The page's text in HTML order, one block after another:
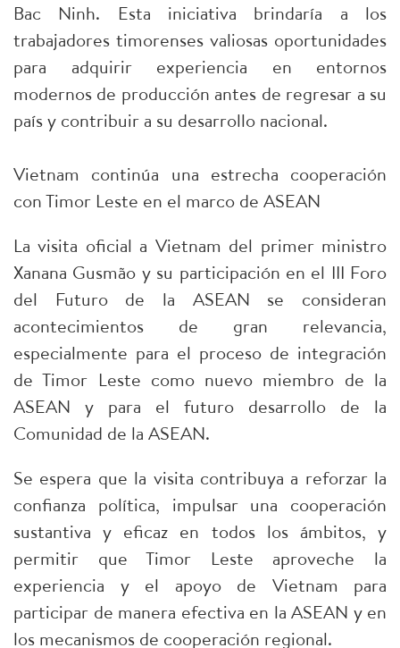
Bac Ninh. Esta iniciativa brindaría a los
trabajadores timorenses valiosas oportunidades
para adquirir experiencia en entornos
modernos de producción antes de regresar a su
país y contribuir a su desarrollo nacional.
Vietnam continúa una estrecha cooperación
con Timor Leste en el marco de ASEAN
La visita oficial a Vietnam del primer ministro
Xanana Gusmão y su participación en el III Foro
del Futuro de la ASEAN se consideran
acontecimientos de gran relevancia,
especialmente para el proceso de integración
de Timor Leste como nuevo miembro de la
ASEAN y para el futuro desarrollo de la
Comunidad de la ASEAN.
Se espera que la visita contribuya a reforzar la
confianza política, impulsar una cooperación
sustantiva y eficaz en todos los ámbitos, y
permitir que Timor Leste aproveche la
experiencia y el apoyo de Vietnam para
participar de manera efectiva en la ASEAN y en
los mecanismos de cooperación regional.